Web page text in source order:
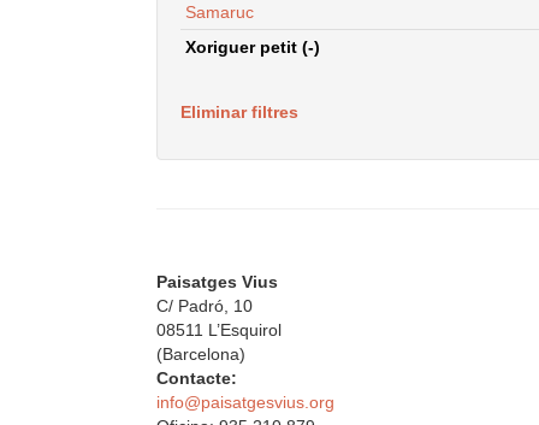
Samaruc
Xoriguer petit (-)
Eliminar filtres
Paisatges Vius
C/ Padró, 10
08511 L’Esquirol
(Barcelona)
Contacte:
info@paisatgesvius.org